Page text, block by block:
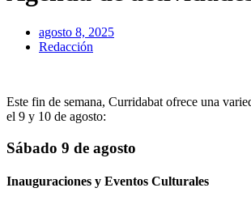
agosto 8, 2025
Redacción
Este fin de semana, Curridabat ofrece una
el 9 y 10 de agosto:
Sábado 9 de agosto
Inauguraciones y Eventos Culturales